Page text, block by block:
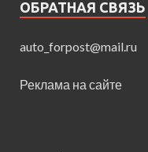
ОБРАТНАЯ СВЯЗЬ
auto_forpost@mail.ru
Реклама на сайте